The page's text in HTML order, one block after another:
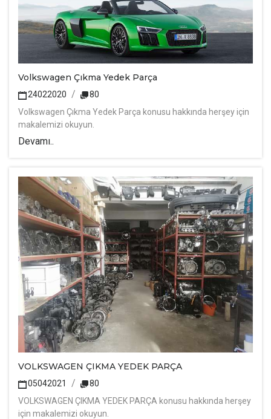
Volkswagen Çıkma Yedek Parça
24022020
80
Volkswagen Çıkma Yedek Parça konusu hakkında herşey için
makalemizi okuyun.
Devamı..
VOLKSWAGEN ÇIKMA YEDEK PARÇA
05042021
80
VOLKSWAGEN ÇIKMA YEDEK PARÇA konusu hakkında herşey
için makalemizi okuyun.